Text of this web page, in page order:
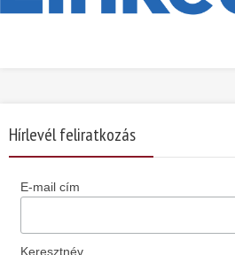
Hírlevél feliratkozás
E-mail cím
Keresztnév